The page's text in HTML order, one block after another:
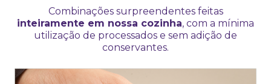
Combinações surpreendentes feitas
inteiramente em nossa cozinha, com a mínima
utilização de processados e sem adição de
conservantes.